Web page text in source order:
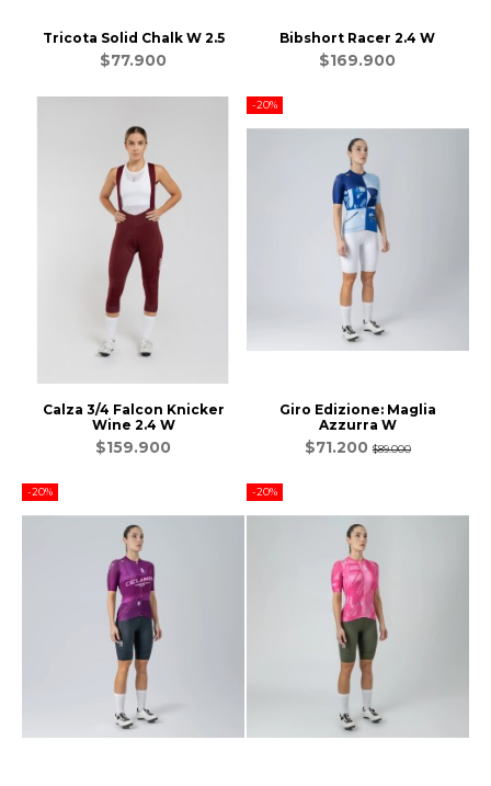
Tricota Solid Chalk W 2.5
$77.900
Bibshort Racer 2.4 W
$169.900
Calza 3/4 Falcon Knicker
Wine 2.4 W
$159.900
-20%
Giro Edizione: Maglia
Azzurra W
$71.200$89.000
-20% -20%